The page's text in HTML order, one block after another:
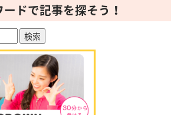
ドで記事を探そう！